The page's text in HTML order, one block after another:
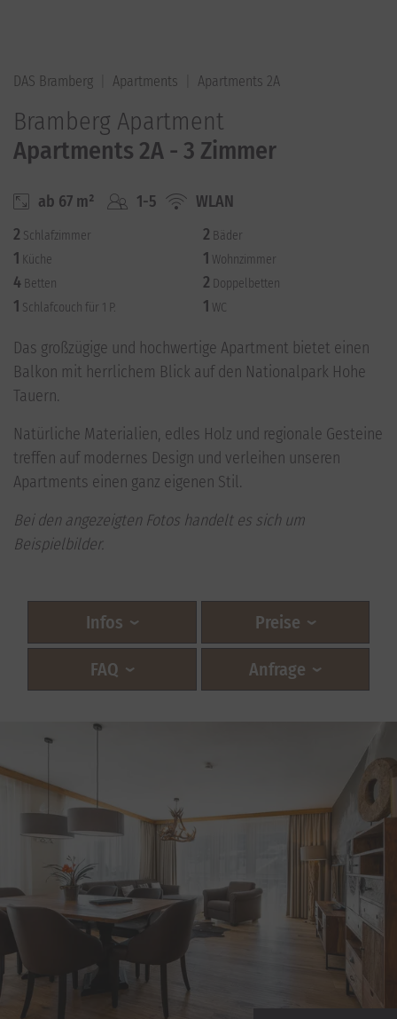
DAS Bramberg Apartments Apartments 2A
Bramberg Apartment
Apartments 2A - 3 Zimmer
ab 67 m² 1-5
WLAN
2 Schlafzimmer 2 Bäder
1 Küche 1 Wohnzimmer
4 Betten 2 Doppelbetten
1 Schlafcouch für 1 P. 1 WC
Das großzügige und hochwertige Apartment bietet einen
Balkon mit herrlichem Blick auf den Nationalpark Hohe
Tauern.
Natürliche Materialien, edles Holz und regionale Gesteine
treffen auf modernes Design und verleihen unseren
Apartments einen ganz eigenen Stil.
Bei den angezeigten Fotos handelt es sich um
Beispielbilder.
Infos Preise
FAQ Anfrage